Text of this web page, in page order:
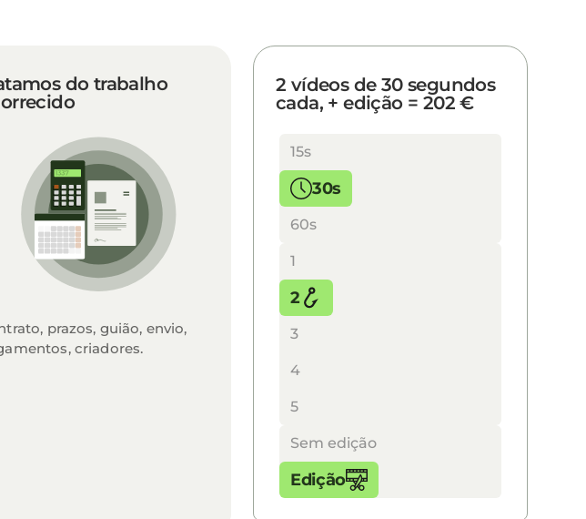
do trabalho
prazos, guião, envio,
criadores.
2 vídeos de 30 segundos
cada, + edição = 202 €
2 vídeos de 30 segundos cada, + edição =
Duração do vídeo
15s
30s
60s
Número de vídeos
1
2
3
4
5
Edição
Sem edição
Edição